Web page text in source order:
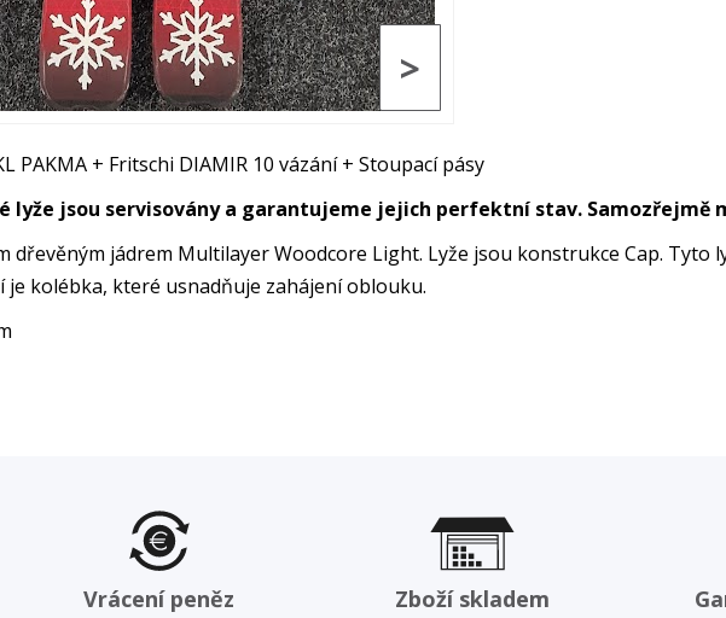
>
PAKMA + Fritschi DIAMIR 10 vázání + Stoupací pásy
lyže jsou servisovány a garantujeme jejich perfektní stav. Samozřejmě
dřevěným jádrem Multilayer Woodcore Light. Lyže jsou konstrukce Cap. Tyto
je kolébka, které usnadňuje zahájení oblouku.
Vrácení peněz Zboží skladem